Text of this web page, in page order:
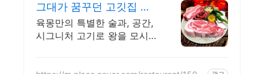
그대가 꿈꾸던 고깃집 육
몽
육몽만의 특별한 술과, 공간,
시그니처 고기로 왕을 모시